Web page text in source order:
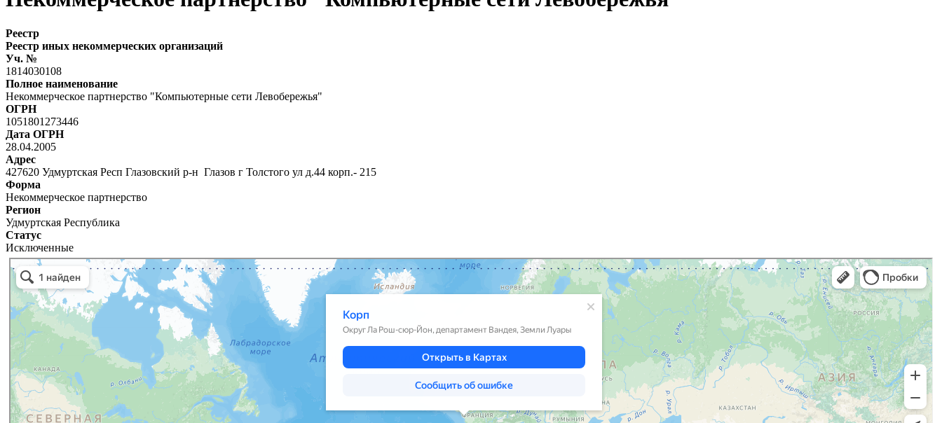
Реестр
Реестр иных некоммерческих организаций
Уч. №
1814030108
Полное наименование
Некоммерческое партнерство "Компьютерные сети Левобережья"
ОГРН
1051801273446
Дата ОГРН
28.04.2005
Адрес
427620 Удмуртская Респ Глазовский р-н Глазов г Толстого ул д.44 корп.- 215
Форма
Некоммерческое партнерство
Регион
Удмуртская Республика
Статус
Исключенные